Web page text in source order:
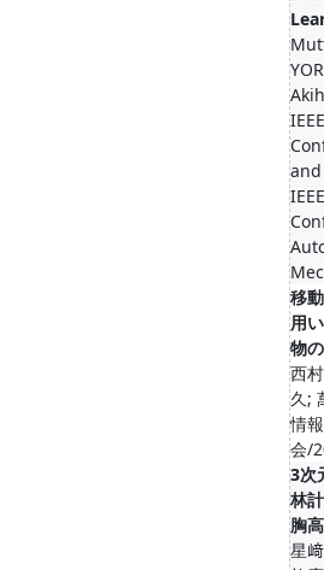
移
用
物
西
久;
情
会/
3次
林
胸
星